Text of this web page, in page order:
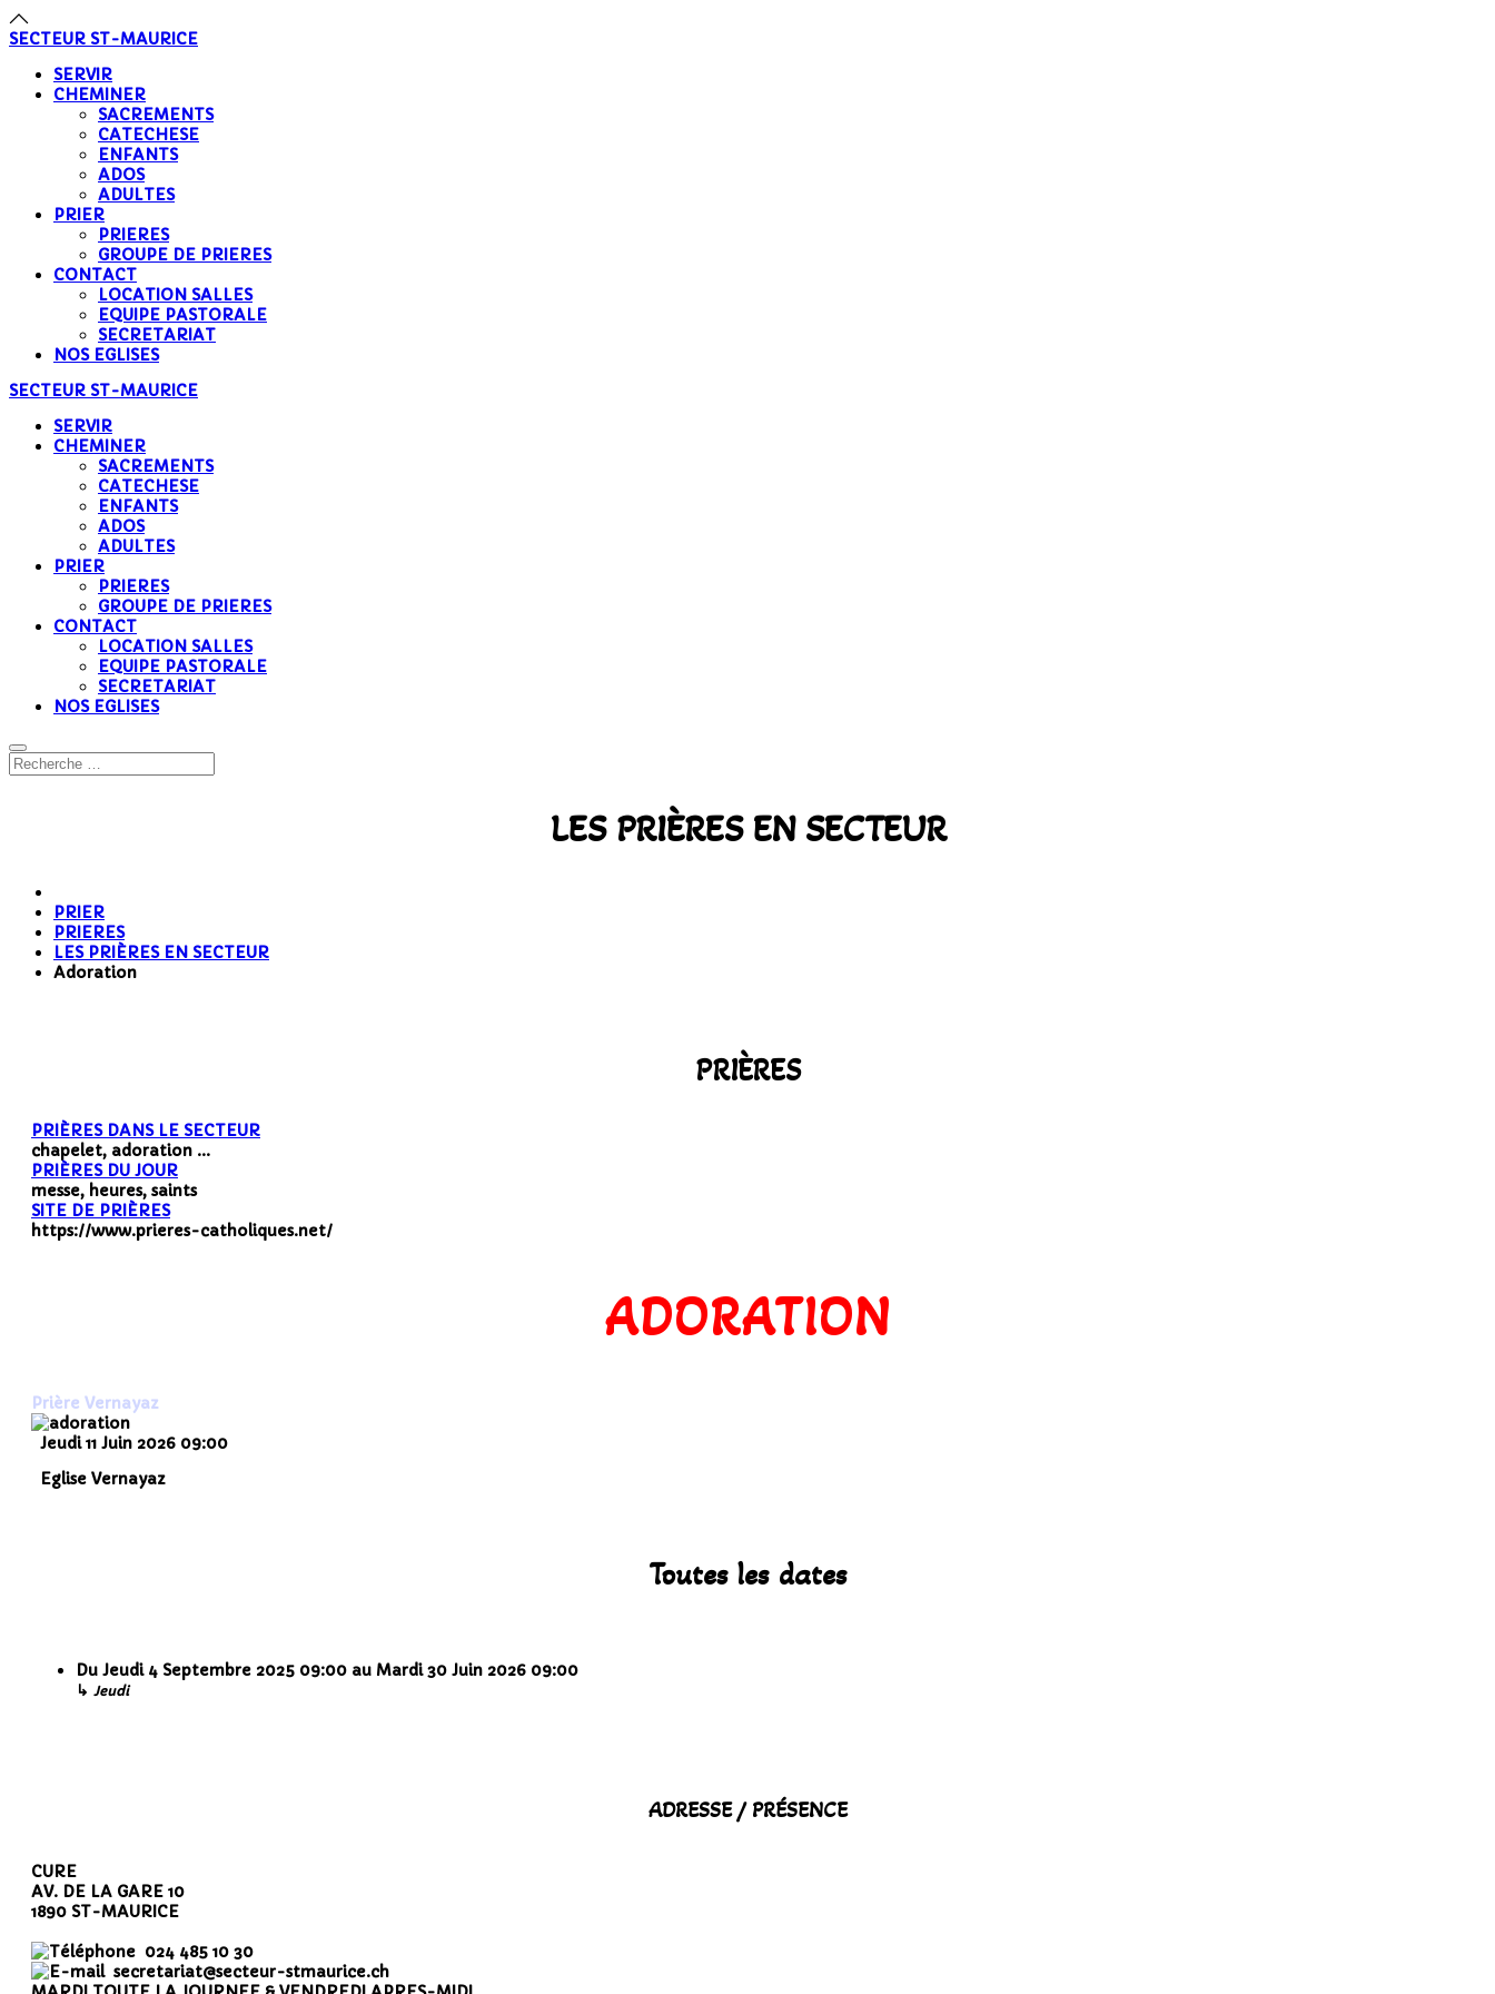
SECTEUR ST-MAURICE
SERVIR
CHEMINER
SACREMENTS
CATECHESE
ENFANTS
ADOS
ADULTES
PRIER
PRIERES
GROUPE DE PRIERES
CONTACT
LOCATION SALLES
EQUIPE PASTORALE
SECRETARIAT
NOS EGLISES
SECTEUR ST-MAURICE
SERVIR
CHEMINER
SACREMENTS
CATECHESE
ENFANTS
ADOS
ADULTES
PRIER
PRIERES
GROUPE DE PRIERES
CONTACT
LOCATION SALLES
EQUIPE PASTORALE
SECRETARIAT
NOS EGLISES
LES PRIÈRES EN SECTEUR
PRIER
PRIERES
LES PRIÈRES EN SECTEUR
Adoration
PRIÈRES
PRIÈRES DANS LE SECTEUR
chapelet, adoration ...
PRIÈRES DU JOUR
messe, heures, saints
SITE DE PRIÈRES
https://www.prieres-catholiques.net/
ADORATION
Prière Vernayaz
Jeudi 11 Juin 2026 09:00
Eglise Vernayaz
Toutes les dates
Du Jeudi 4 Septembre 2025 09:00 au Mardi 30 Juin 2026 09:00
↳ Jeudi
ADRESSE / PRÉSENCE
CURE
AV. DE LA GARE 10
1890 ST-MAURICE
024 485 10 30
secretariat@secteur-stmaurice.ch